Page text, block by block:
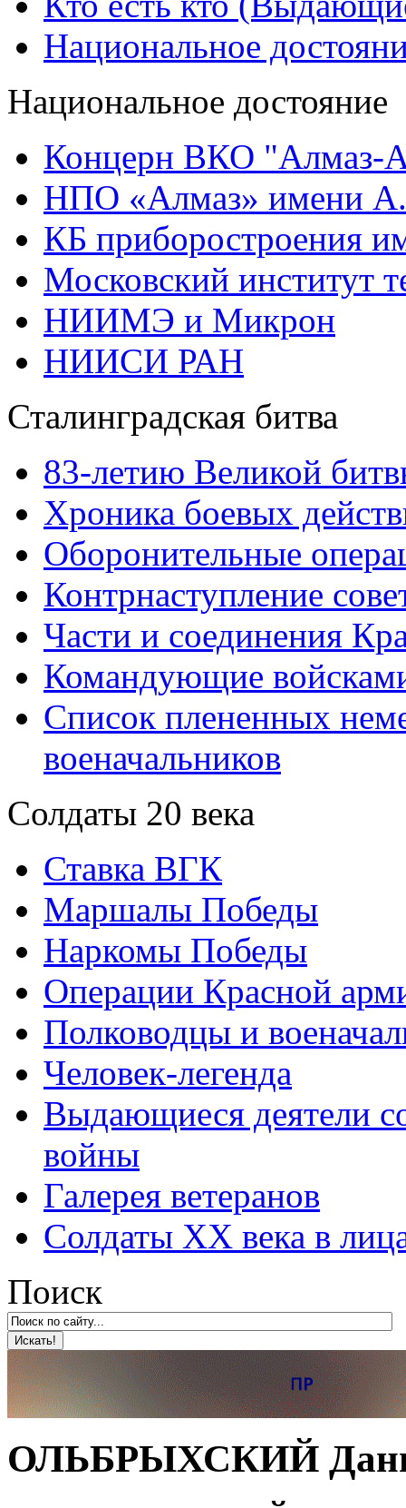
Национальное
Национальное достояние
Концерн ВКО "Алмаз-
НПО «Алмаз» имени
КБ приборостроения
Московский институт
НИИМЭ и Микрон
НИИСИ РАН
Сталинградская битва
83-летию Великой
Хроника боевых
Оборонительные
Контрнаступление
Части и соединения
Командующие
Список плененных
военачальников
Солдаты 20 века
Ставка ВГК
Маршалы Победы
Наркомы Победы
Операции Красной
Полководцы и
Человек-легенда
Выдающиеся деятели
войны
Галерея ветеранов
Солдаты XX века в
Поиск
ОЛЬБРЫХСКИЙ